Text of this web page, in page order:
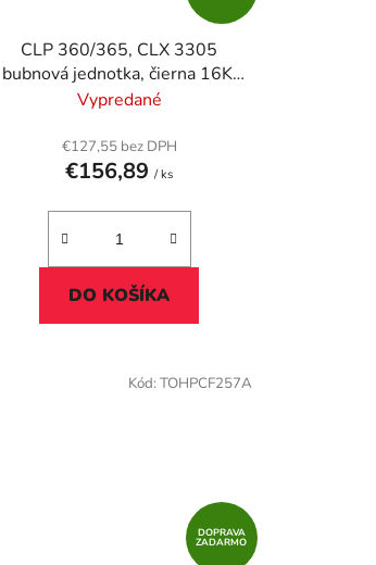
CLP 360/365, CLX 3305
bubnová jednotka, čierna 16K,
farebná 4K
Vypredané
€127,55 bez DPH
€156,89/ ks
DO KOŠÍKA
DOPRAVA
ZADARMO
Kód: TOHPCF257A